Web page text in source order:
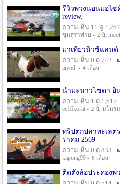
รีวิวพ่วงนอนมอไซค์
review.
ความเห็น 11 ดู 4,267
ขุนสุราพ่าย - 2 ปี ,
มาเที่ยวนิวซีแลนด์
ความเห็น 0 ดู 742
aiyod. - 4 เดือน
น้ำมะนาวโซดา อิน
ความเห็น 1 ดู 1,617
ee16korat - 2 ปี , มโนร
ทริปตกปลาทะเลต
ราคม 2569
ความเห็น 0 ดู 833
kapong99 - 6 เดือน
ติดตั้งล้อประคองพ่